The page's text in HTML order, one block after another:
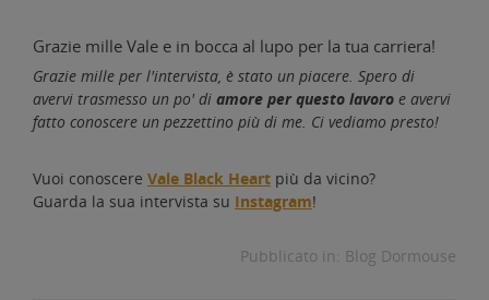
Grazie mille Vale e in bocca al lupo per la tua carriera!
Grazie mille per l'intervista, è stato un piacere. Spero di
avervi trasmesso un po' di amore per questo lavoro e avervi
fatto conoscere un pezzettino più di me. Ci vediamo presto!
Vuoi conoscere Vale Black Heart più da vicino?
Guarda la sua intervista su Instagram!
Pubblicato in: Blog Dormouse